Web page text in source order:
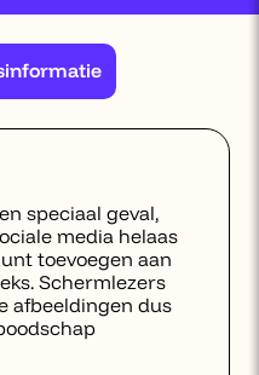
speciaal geval,
media helaas
toevoegen aan
Schermlezers
afbeeldingen dus